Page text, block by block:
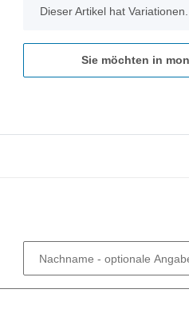
x
Dieser Artikel hat
Sie möchten in
Nachname - optionale